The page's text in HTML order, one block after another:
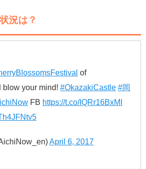
況は？
of
blow your mind! #OkazakiCastle #岡
FB https://t.co/IQRr16BxMI
April 6, 2017